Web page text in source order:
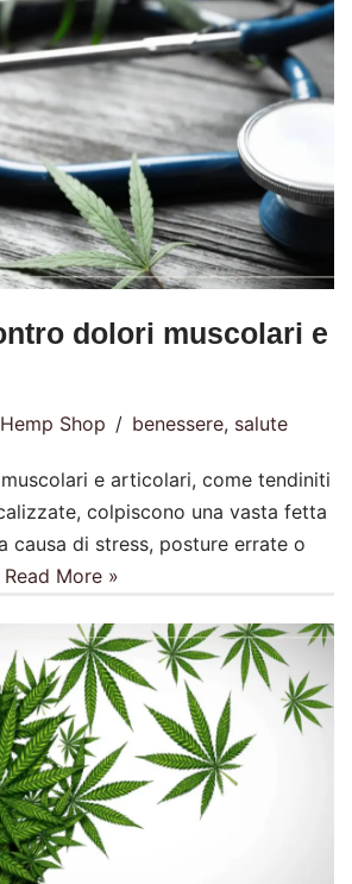
dolori muscolari e
Shop benessere, salute
e articolari, come tendiniti
colpiscono una vasta fetta
causa di stress, posture errate o
Read More »